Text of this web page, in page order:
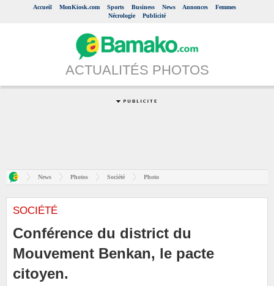
Accueil MonKiosk.com Sports Business News Annonces
Femmes
Nécrologie
Publicité
ACTUALITÉS PHOTOS
News Photos Société Photo
SOCIÉTÉ
Conférence du district du
Mouvement Benkan, le pacte
citoyen.